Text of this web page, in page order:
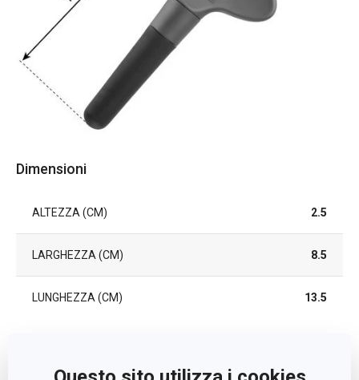
Dimensioni
ALTEZZA (CM) 2.5
LARGHEZZA (CM) 8.5
LUNGHEZZA (CM) 13.5